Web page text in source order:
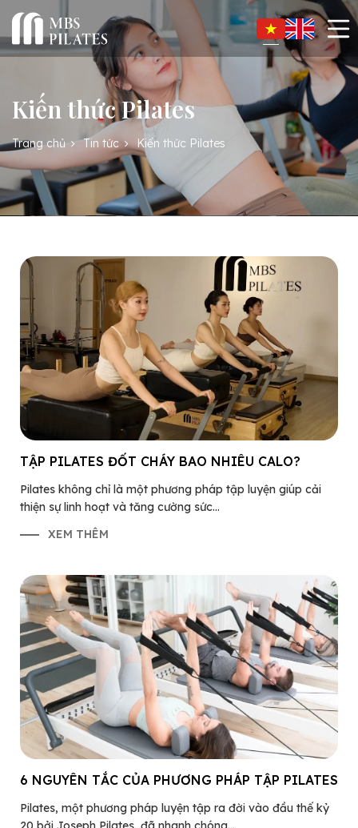
Kiến thức Pilates
Trang chủ Tin tức Kiến thức Pilates
TẬP PILATES ĐỐT CHÁY BAO NHIÊU CALO?
Pilates không chỉ là một phương pháp tập luyện giúp cải
thiện sự linh hoạt và tăng cường sức...
XEM THÊM
6 NGUYÊN TẮC CỦA PHƯƠNG PHÁP TẬP PILATES
Pilates, một phương pháp luyện tập ra đời vào đầu thế kỷ